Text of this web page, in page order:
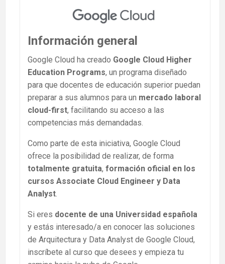
Información general
Google Cloud ha creado Google Cloud Higher
Education Programs, un programa diseñado
para que docentes de educación superior puedan
preparar a sus alumnos para un mercado laboral
cloud-first, facilitando su acceso a las
competencias más demandadas.
Como parte de esta iniciativa, Google Cloud
ofrece la posibilidad de realizar, de forma
totalmente gratuita, formación oficial en los
cursos Associate Cloud Engineer y Data
Analyst
Si eres docente de una Universidad española
y estás interesado/a en conocer las soluciones
de Arquitectura y Data Analyst de Google Cloud,
inscríbete al curso que desees y empieza tu